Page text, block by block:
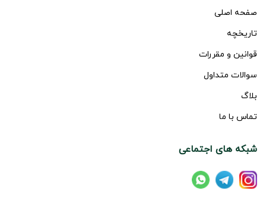
صفحه اصلی
تاریخچه
قوانین و مقررات
سوالات متداول
بلاگ
تماس با ما
شبکه های اجتماعی